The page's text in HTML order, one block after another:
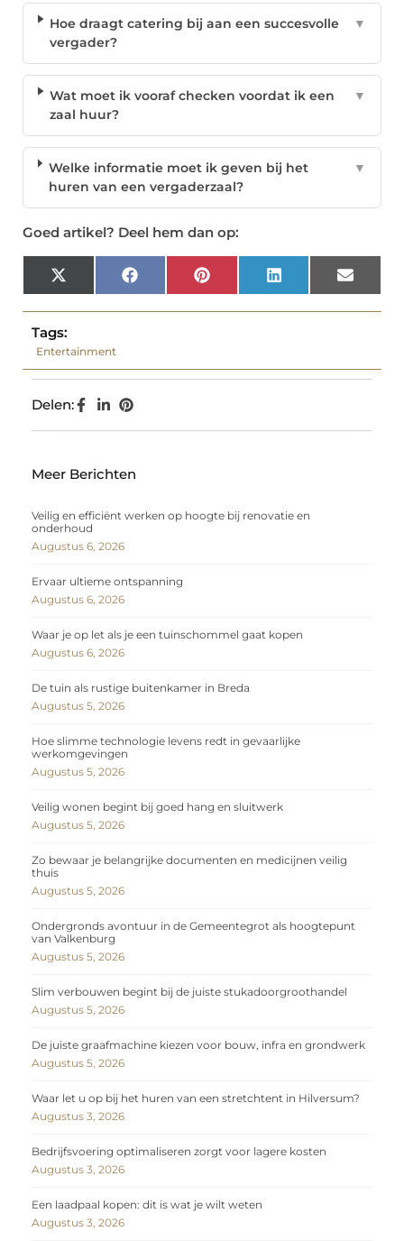
Hoe draagt catering bij aan een succesvolle
vergader?
▼
Wat moet ik vooraf checken voordat ik een
zaal huur?
▼
Welke informatie moet ik geven bij het
huren van een vergaderzaal?
▼
Goed artikel? Deel hem dan op:
X
(Twitter)
Facebook Pinterest LinkedIn Email
Tags:
Entertainment
Delen:
Meer Berichten
Veilig en efficiënt werken op hoogte bij renovatie en
onderhoud
Augustus 6, 2026
Ervaar ultieme ontspanning
Augustus 6, 2026
Waar je op let als je een tuinschommel gaat kopen
Augustus 6, 2026
De tuin als rustige buitenkamer in Breda
Augustus 5, 2026
Hoe slimme technologie levens redt in gevaarlijke
werkomgevingen
Augustus 5, 2026
Veilig wonen begint bij goed hang en sluitwerk
Augustus 5, 2026
Zo bewaar je belangrijke documenten en medicijnen veilig
thuis
Augustus 5, 2026
Ondergronds avontuur in de Gemeentegrot als hoogtepunt
van Valkenburg
Augustus 5, 2026
Slim verbouwen begint bij de juiste stukadoorgroothandel
Augustus 5, 2026
De juiste graafmachine kiezen voor bouw, infra en grondwerk
Augustus 5, 2026
Waar let u op bij het huren van een stretchtent in Hilversum?
Augustus 3, 2026
Bedrijfsvoering optimaliseren zorgt voor lagere kosten
Augustus 3, 2026
Een laadpaal kopen: dit is wat je wilt weten
Augustus 3, 2026